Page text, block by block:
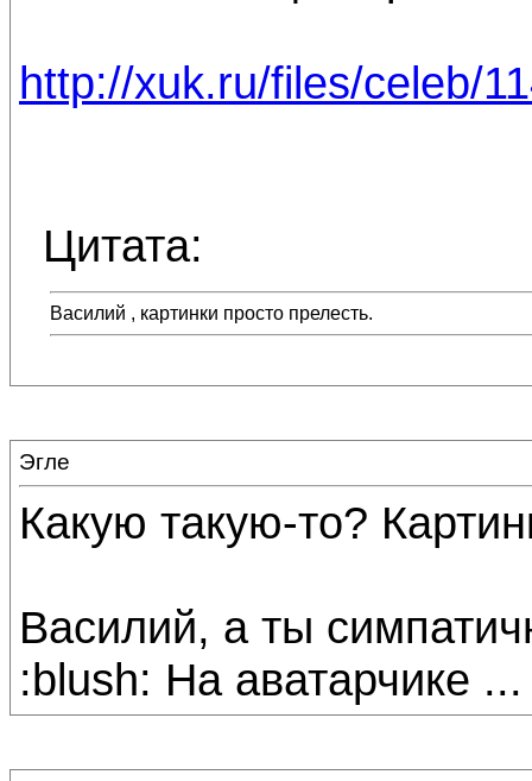
http://xuk.ru/files/celeb/
Цитата:
Василий , картинки просто прелесть.
Эгле
Какую такую-то?
Василий, а ты
:blush: На аватарчике